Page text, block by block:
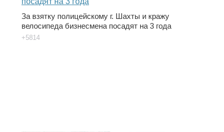
За взятку полицейскому г. Шахты и кражу
велосипеда бизнесмена посадят на 3 года
+5814